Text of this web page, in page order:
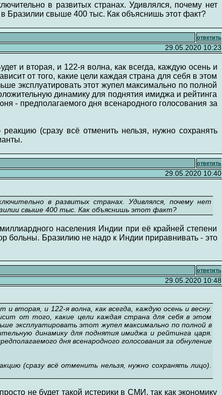
в развитых странах. Удивлялся, почему нет
свыше 400 тыс. Как объяснишь этот факт?
ответить
29.05.2020 10:23
и вторая, и 122-я волна, как всегда, каждую осень и
от того, какие цели каждая страна для себя в этом
эксплуатировать этот жупел максимально по полной
динамику для поднятия имиджа и рейтинга
- предполагаемого дня всенародного голосования за
(сразу всё отменить нельзя, нужно сохранять
ответить
29.05.2020 10:40
в развитых странах. Удивлялся, почему нет
свыше 400 тыс. Как объяснишь этот факт?
населения Индии при её крайней степени
больны. Бразилию не надо к Индии приравнивать - это
ответить
29.05.2020 10:48
вторая, и 122-я волна, как всегда, каждую осень и весну.
от того, какие цели каждая страна для себя в этом
эксплуатировать этот жупел максимально по полной в
динамику для поднятия имиджа и рейтинга царя.
дня всенародного голосования за обнуление
(сразу всё отменить нельзя, нужно сохранять лицо).
не будет такой истерики в СМИ, так как экономику